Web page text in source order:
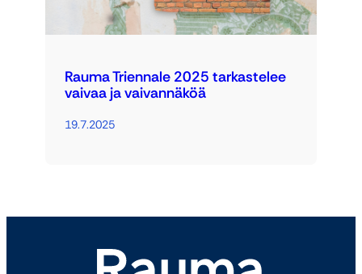
Rauma Triennale 2025 tarkastelee
vaivaa ja vaivannäköä
19.7.2025